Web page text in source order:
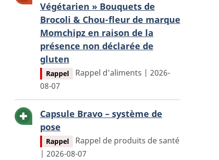
Végétarien » Bouquets de
Brocoli & Chou-fleur de marque
Momchipz en raison de la
présence non déclarée de
gluten
Rappel
Rappel d’aliments | 2026-
08-07
Capsule Bravo – système de
pose
Rappel
Rappel de produits de santé
| 2026-08-07